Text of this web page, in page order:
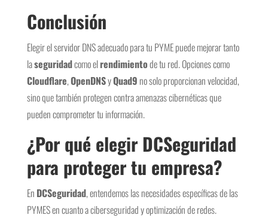
Conclusión
Elegir el servidor DNS adecuado para tu PYME puede mejorar tanto
laseguridadcomo elrendimientode tu red. Opciones como
Cloudflare,OpenDNSyQuad9 no solo proporcionan velocidad,
sino que también protegen contra amenazas cibernéticas que
pueden comprometer tu información.
¿Por qué elegir DCSeguridad
para proteger tu empresa?
En DCSeguridad, entendemos las necesidades específicas de las
PYMES en cuanto a ciberseguridad y optimización de redes.